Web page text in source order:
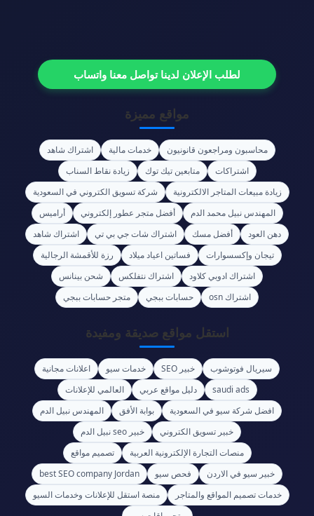
لطلب الإعلان لدينا تواصل معنا واتساب
مواقع مميزة
محاسبون ومراجعون قانونيون خدمات مالية
اشتراك شاهد
اشتراكات
متابعين تيك توك
زيادة نقاط السناب
زيادة مبيعات المتاجر الالكترونية
شركة تسويق الكتروني في السعودية
المهندس نبيل محمد الدم
أفضل متجر عطور إلكتروني
أراميس
دهن العود
أفضل مسك اشتراك شات جي بي تي
اشتراك شاهد
تيجان وإكسسوارات
فساتين اعياد ميلاد
رزة للأقمشة الرجالية
اشتراك ادوبي كلاود
اشتراك نتفلكس
شحن بينانس
اشتراك osn
حسابات ببجي متجر حسابات ببجي
استقل مواقع صديقة ومفيدة
سيريال فوتوشوب خبير SEO خدمات سيو
اعلانات مجانية
saudi ads
دليل مواقع عربي
العالمي للإعلانات
افضل شركة سيو في السعودية
بوابة الأفق
المهندس نبيل الدم
خبير تسويق الكتروني
خبير seo نبيل الدم
منصات التجارة الإلكترونية العربية
تصميم مواقع
خبير سيو في الاردن
فحص سيو
best SEO company Jordan
خدمات تصميم المواقع والمتاجر
منصة استقل للإعلانات وخدمات السيو